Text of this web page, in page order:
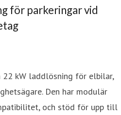
för parkeringar vid
22 kW laddlösning för elbilar,
Den har modulär
och stöd för upp till